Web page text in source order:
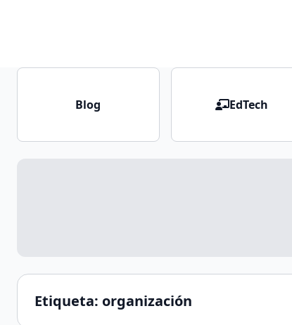
Blog EdTech
Etiqueta: organización